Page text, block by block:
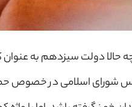
حالا دولت سیزدهم به
شورای اسلامی در خصوص